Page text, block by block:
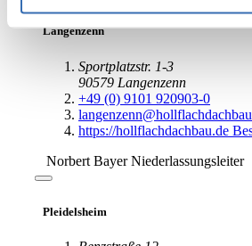
Dominik Beck
Niederlassungsleiter
Lingenfeld